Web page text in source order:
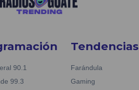
90.1
99.3
Tendencias
Farándula
Gaming